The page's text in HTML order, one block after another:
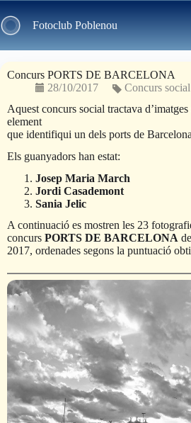
to
content Fotoclub Poblenou
Concurs PORTS DE BARCELONA
28/10/2017
Concurs social
Aquest concurs social tractava
element
que identifiqui un dels ports de
Els guanyadors han estat:
Josep Maria March
Jordi Casademont
Sania Jelic
A continuació es mostren les 23
concurs PORTS DE BARCELONA
2017, ordenades segons la puntuació